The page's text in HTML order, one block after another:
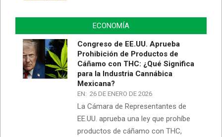
ECONOMÍA
Congreso de EE.UU. Aprueba
Prohibición de Productos de
Cáñamo con THC: ¿Qué Significa
para la Industria Cannábica
Mexicana?
EN: 26 DE ENERO DE 2026
La Cámara de Representantes de
EE.UU. aprueba una ley que prohíbe
productos de cáñamo con THC,